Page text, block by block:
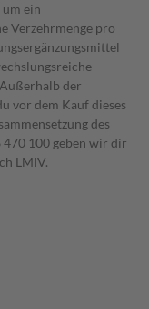
ein
Verzehrmenge pro
der
vor dem Kauf dieses
des
100 geben wir dir
LMIV.